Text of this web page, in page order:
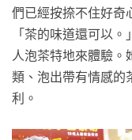
們已經按捺不住好奇
「茶的味道還可以
人泡茶特地來體驗。
類、泡出帶有情感的
利。